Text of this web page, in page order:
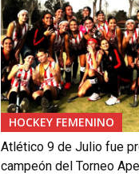
HOCKEY FEMENINO
Atlético 9 de Julio fue
campeón del Torneo